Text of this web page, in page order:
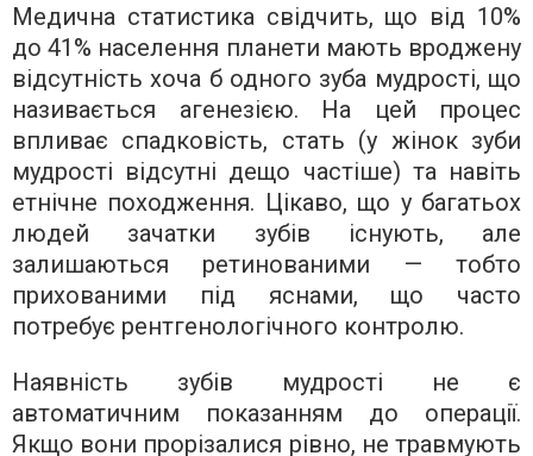
Медична статистика свідчить, що від 10%
до 41% населення планети мають вроджену
відсутність хоча б одного зуба мудрості, що
називається агенезією. На цей процес
впливає спадковість, стать (у жінок зуби
мудрості відсутні дещо частіше) та навіть
етнічне походження. Цікаво, що у багатьох
людей зачатки зубів існують, але
залишаються ретинованими — тобто
прихованими під яснами, що часто
потребує рентгенологічного контролю.
Наявність зубів мудрості не є
автоматичним показанням до операції.
Якщо вони прорізалися рівно, не травмують